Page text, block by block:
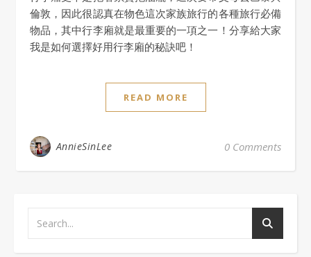
倫敦，因此很認真在物色這次家族旅行的各種旅行必備
物品，其中行李廂就是最重要的一項之一！分享給大家
我是如何選擇好用行李廂的秘訣吧！
READ MORE
AnnieSinLee 0 Comments